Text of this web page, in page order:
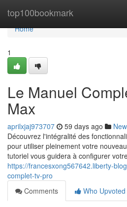
top100bookmark
Home
Home
1
Le Manuel
Max
aprilxjaj973707 59 days ago
Découvrez l'intégralité des
pour utiliser pleinement votre
tutoriel vous guidera à configurer
https://francesxong567642.liberty-
complet-tv-pro
Comments
Who Upvoted